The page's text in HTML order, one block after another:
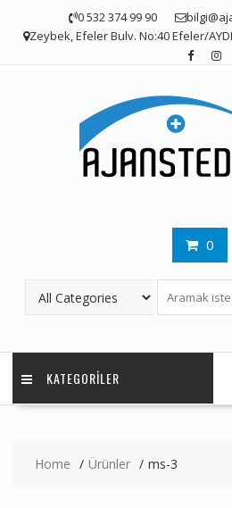
0 532 374 99 90
Zeybek, Efeler Bulv. No:40 Efeler/
0
KATEGORILER
Home Ürünler ms-3